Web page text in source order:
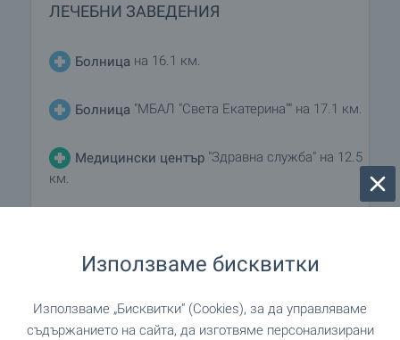
ЛЕЧЕБНИ ЗАВЕДЕНИЯ
Болница на 16.1 км.
Болница "МБАЛ "Света Екатерина"" на 17.1 км.
Медицински център "Здравна служба" на 12.5
км.
ПАЗАРУВАНЕ
Хранителен магазин"Магазин" на 483 м. (6
мин.)
Използваме бисквитки
Използваме „Бисквитки“ (Cookies), за да управляваме
съдържанието на сайта, да изготвяме персонализирани